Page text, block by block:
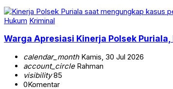
Hukum Kriminal
Warga Apresiasi Kinerja Polsek
calendar_monthKamis, 30 Jul 2026
account_circleRahman
visibility85
0Komentar